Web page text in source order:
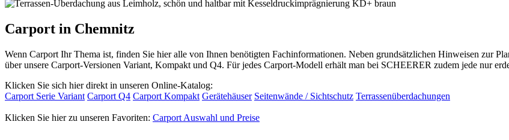
Carport in Chemnitz
Wenn Carport Ihr Thema ist, finden Sie hier alle von Ihnen benötigten Fachinformationen. Neben grundsätzlichen Hinweisen zur
über unsere Carport-Versionen Variant, Kompakt und Q4. Für jedes Carport-Modell erhält man bei SCHEERER zudem jede nur
Klicken Sie sich hier direkt in unseren Online-Katalog:
Carport Serie Variant Carport Q4 Carport Kompakt Gerätehäuser Seitenwände / Sichtschutz Terrassenüberdachungen
Klicken Sie hier zu unseren Favoriten: Carport Auswahl und Preise